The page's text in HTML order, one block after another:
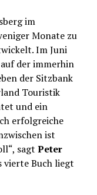
im
Monate zu
Im Juni
der immerhin
der Sitzbank
Touristik
und ein
erfolgreiche
ist
sagt Peter
vierte Buch liegt